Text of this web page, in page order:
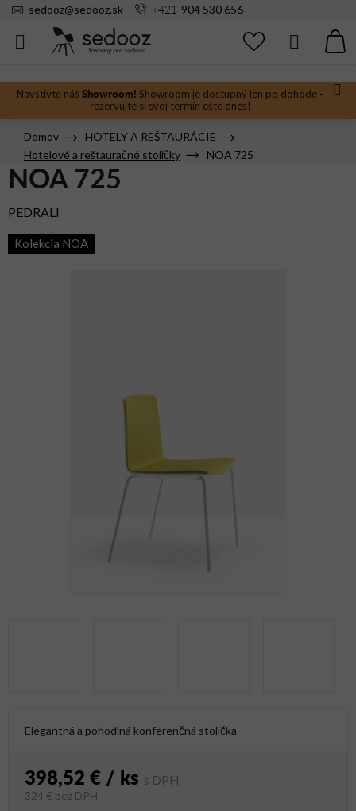
Prejsť
Navštívte náš Showroom! Showroom je dostupný len po dohode -
rezervujte si svoj termín ešte dnes!
sedooz@sedooz.sk +421 904 530 656
Hľadať
Domov
HOTELY A REŠTAURÁCIE
Hotelové a reštauračné stoličky
NOA 725
Elegantná a pohodlná konferenčná stolička
398,52 € / ks
324 € bez DPH
NOA 725
PEDRALI
Kolekcia NOA